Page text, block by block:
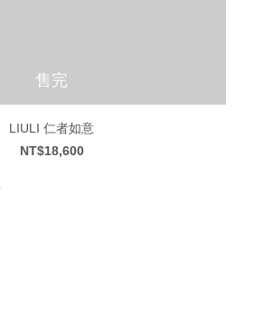
售完
LIULI 仁者如意
NT$18,600